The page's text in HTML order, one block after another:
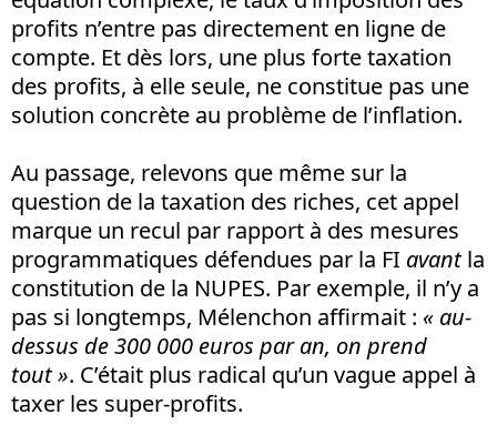
profits n’entre pas directement en ligne de
compte. Et dès lors, une plus forte taxation
des profits, à elle seule, ne constitue pas une
solution concrète au problème de l’inflation.
Au passage, relevons que même sur la
question de la taxation des riches, cet appel
marque un recul par rapport à des mesures
programmatiques défendues par la FI avantla
constitution de la NUPES. Par exemple, il n’y a
pas si longtemps, Mélenchon affirmait : « au-
dessus de 300 000 euros par an, on prend
tout ». C’était plus radical qu’un vague appel à
taxer les super-profits.